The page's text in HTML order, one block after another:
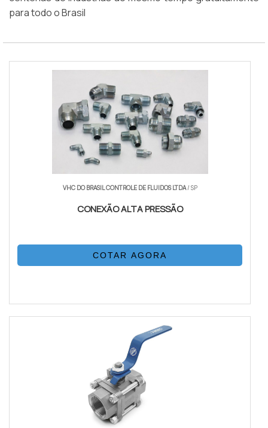
para todo o Brasil
VHC DO BRASIL CONTROLE DE FLUIDOS LTDA/ SP
CONEXÃO ALTA PRESSÃO
COTAR AGORA